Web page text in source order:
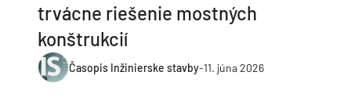
trvácne riešenie mostných
konštrukcií
Časopis Inžinierske stavby-11. júna 2026